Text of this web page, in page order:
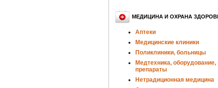
МЕДИЦИНА И ОХРАНА
Аптеки
Медицинские клиники
Поликлиники, больницы
Медтехника, оборудование,
препараты
Нетрадиционная медицина